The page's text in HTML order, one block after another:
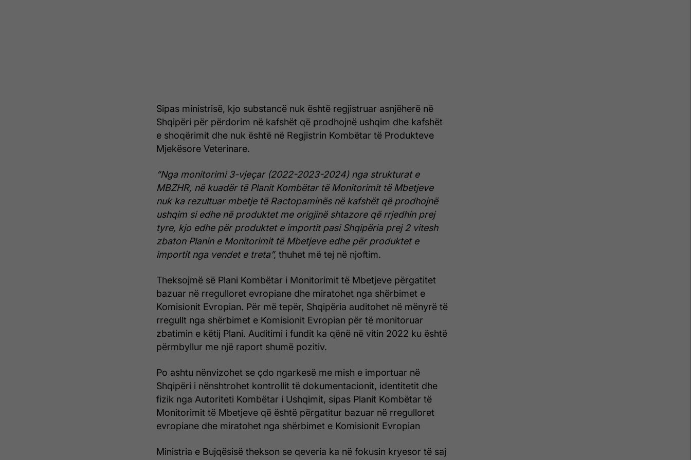
Sipas ministrisë, kjo substancë nuk është regjistruar asnjëherë në
Shqipëri për përdorim në kafshët që prodhojnë ushqim dhe kafshët
e shoqërimit dhe nuk është në Regjistrin Kombëtar të Produkteve
Mjekësore Veterinare.
“Nga monitorimi 3-vjeçar (2022-2023-2024) nga strukturat e
MBZHR, në kuadër të Planit Kombëtar të Monitorimit të Mbetjeve
nuk ka rezultuar mbetje të Ractopaminës në kafshët që prodhojnë
ushqim si edhe në produktet me origjinë shtazore që rrjedhin prej
tyre, kjo edhe për produktet e importit pasi Shqipëria prej 2 vitesh
zbaton Planin e Monitorimit të Mbetjeve edhe për produktet e
importit nga vendet e treta”, thuhet më tej në njoftim.
Theksojmë së Plani Kombëtar i Monitorimit të Mbetjeve përgatitet
bazuar në rregulloret evropiane dhe miratohet nga shërbimet e
Komisionit Evropian. Për më tepër, Shqipëria auditohet në mënyrë të
rregullt nga shërbimet e Komisionit Evropian për të monitoruar
zbatimin e këtij Plani. Auditimi i fundit ka qënë në vitin 2022 ku është
përmbyllur me një raport shumë pozitiv.
Po ashtu nënvizohet se çdo ngarkesë me mish e importuar në
Shqipëri i nënshtrohet kontrollit të dokumentacionit, identitetit dhe
fizik nga Autoriteti Kombëtar i Ushqimit, sipas Planit Kombëtar të
Monitorimit të Mbetjeve që është përgatitur bazuar në rregulloret
evropiane dhe miratohet nga shërbimet e Komisionit Evropian
Ministria e Bujqësisë thekson se qeveria ka në fokusin kryesor të saj